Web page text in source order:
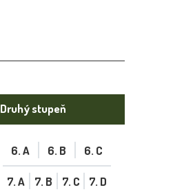
Druhý stupeň
6. A 6. B 6. C
7. A 7. B 7. C 7. D